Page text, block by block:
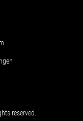
reserved.